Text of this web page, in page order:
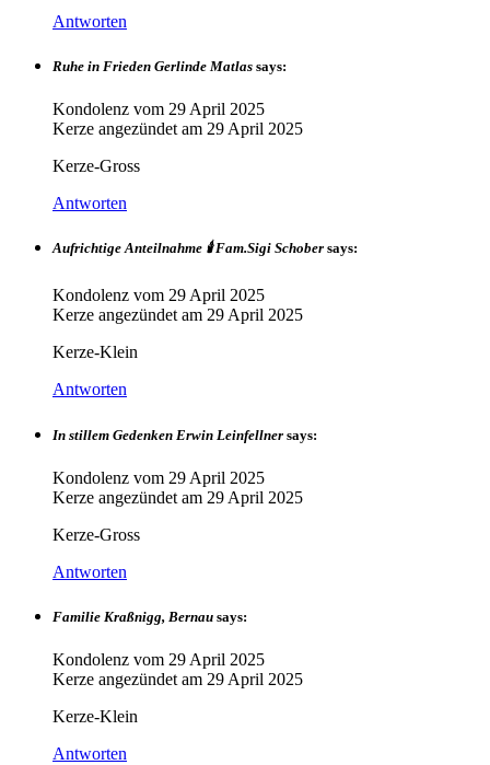
Antworten
Ruhe in Frieden Gerlinde Matlas says:
Kondolenz vom 29 April 2025
Kerze angezündet am 29 April 2025
Kerze-Gross
Antworten
Aufrichtige Anteilnahme 🕯 Fam.Sigi Schober says:
Kondolenz vom 29 April 2025
Kerze angezündet am 29 April 2025
Kerze-Klein
Antworten
In stillem Gedenken Erwin Leinfellner says:
Kondolenz vom 29 April 2025
Kerze angezündet am 29 April 2025
Kerze-Gross
Antworten
Familie Kraßnigg, Bernau says:
Kondolenz vom 29 April 2025
Kerze angezündet am 29 April 2025
Kerze-Klein
Antworten